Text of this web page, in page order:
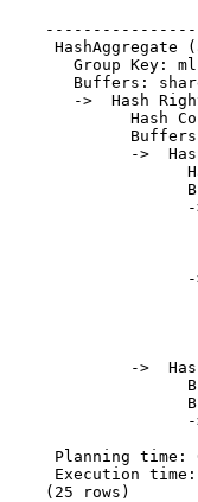
HashAggregate
Group Key:
Buffers:
->  Hash
Hash
->
->
Planning time:
Execution time:
(25 rows)